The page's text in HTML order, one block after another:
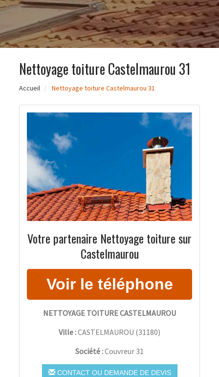
Nettoyage toiture Castelmaurou 31
Accueil Nettoyage toiture Castelmaurou 31
Votre partenaire Nettoyage toiture sur
Castelmaurou
NETTOYAGE TOITURE CASTELMAUROU
Ville :CASTELMAUROU (31180)
Société :Couvreur 31
CONTACT OU DEMANDE DE DEVIS